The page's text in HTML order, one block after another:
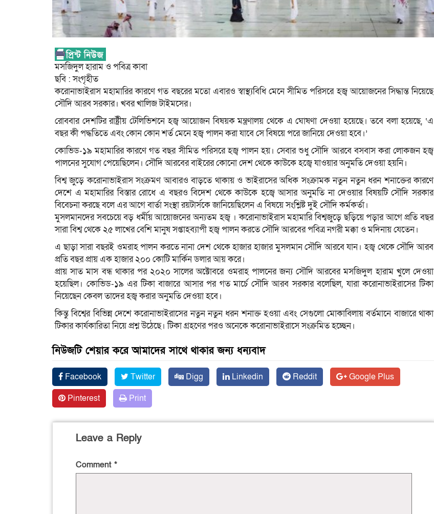
মসজিদুল হারাম ও পবিত্র কাবা
ছবি : সংগৃহীত
করোনাভাইরাস মহামারির কারণে গত বছরের মতো এবারও স্বাস্থ্যবিধি মেনে সীমিত পরিসরে হজ্ব আয়োজনের সিদ্ধান্ত নিয়েছে
সৌদি আরব সরকার। খবর খালিজ টাইমসের।
রোববার দেশটির রাষ্ট্রীয় টেলিভিশনে হজ্ব আয়োজন বিষয়ক মন্ত্রণালয় থেকে এ ঘোষণা দেওয়া হয়েছে। তবে বলা হয়েছে, ‘এ
বছর কী পদ্ধতিতে এবং কোন কোন শর্ত মেনে হজ্ব পালন করা যাবে সে বিষয়ে পরে জানিয়ে দেওয়া হবে।’
কোভিড-১৯ মহামারির কারণে গত বছর সীমিত পরিসরে হজ্ব পালন হয়। সেবার শুধু সৌদি আরবে বসবাস করা লোকজন হজ্ব
পালনের সুযোগ পেয়েছিলেন। সৌদি আরবের বাইরের কোনো দেশ থেকে কাউকে হজ্বে যাওয়ার অনুমতি দেওয়া হয়নি।
বিশ্ব জুড়ে করোনাভাইরাস সংক্রমণ আবারও বাড়তে থাকায় ও ভাইরাসের অধিক সংক্রামক নতুন নতুন ধরন শনাক্তের কারণে
দেশে এ মহামারির বিস্তার রোধে এ বছরও বিদেশ থেকে কাউকে হজ্বে আসার অনুমতি না দেওয়ার বিষয়টি সৌদি সরকার
বিবেচনা করছে বলে এর আগে বার্তা সংস্থা রয়টার্সকে জানিয়েছিলেন এ বিষয়ে সংশ্লিষ্ট দুই সৌদি কর্মকর্তা।
মুসলমানদের সবচেয়ে বড় ধর্মীয় আয়োজনের অন্যতম হজ্ব । করোনাভাইরাস মহামারি বিশ্বজুড়ে ছড়িয়ে পড়ার আগে প্রতি বছর
সারা বিশ্ব থেকে ২৫ লাখের বেশি মানুষ সপ্তাহব্যাপী হজ্ব পালন করতে সৌদি আরবের পবিত্র নগরী মক্কা ও মদিনায় যেতেন।
এ ছাড়া সারা বছরই ওমরাহ পালন করতে নানা দেশ থেকে হাজার হাজার মুসলমান সৌদি আরবে যান। হজ্ব থেকে সৌদি আরব
প্রতি বছর প্রায় এক হাজার ২০০ কোটি মার্কিন ডলার আয় করে।
প্রায় সাত মাস বন্ধ থাকার পর ২০২০ সালের অক্টোবরে ওমরাহ পালনের জন্য সৌদি আরবের মসজিদুল হারাম খুলে দেওয়া
হয়েছিল। কোভিড-১৯ এর টিকা বাজারে আসার পর গত মার্চে সৌদি আরব সরকার বলেছিল, যারা করোনাভাইরাসের টিকা
নিয়েছেন কেবল তাদের হজ্ব করার অনুমতি দেওয়া হবে।
কিন্তু বিশ্বের বিভিন্ন দেশে করোনাভাইরাসের নতুন নতুন ধরন শনাক্ত হওয়া এবং সেগুলো মোকাবিলায় বর্তমানে বাজারে থাকা
টিকার কার্যকারিতা নিয়ে প্রশ্ন উঠেছে। টিকা গ্রহণের পরও অনেকে করোনাভাইরাসে সংক্রমিত হচ্ছেন।
নিউজটি শেয়ার করে আমাদের সাথে থাকার জন্য ধন্যবাদ
Facebook Twitter Digg Linkedin Reddit
Google Plus
Pinterest
Print
Leave a Reply
Comment *